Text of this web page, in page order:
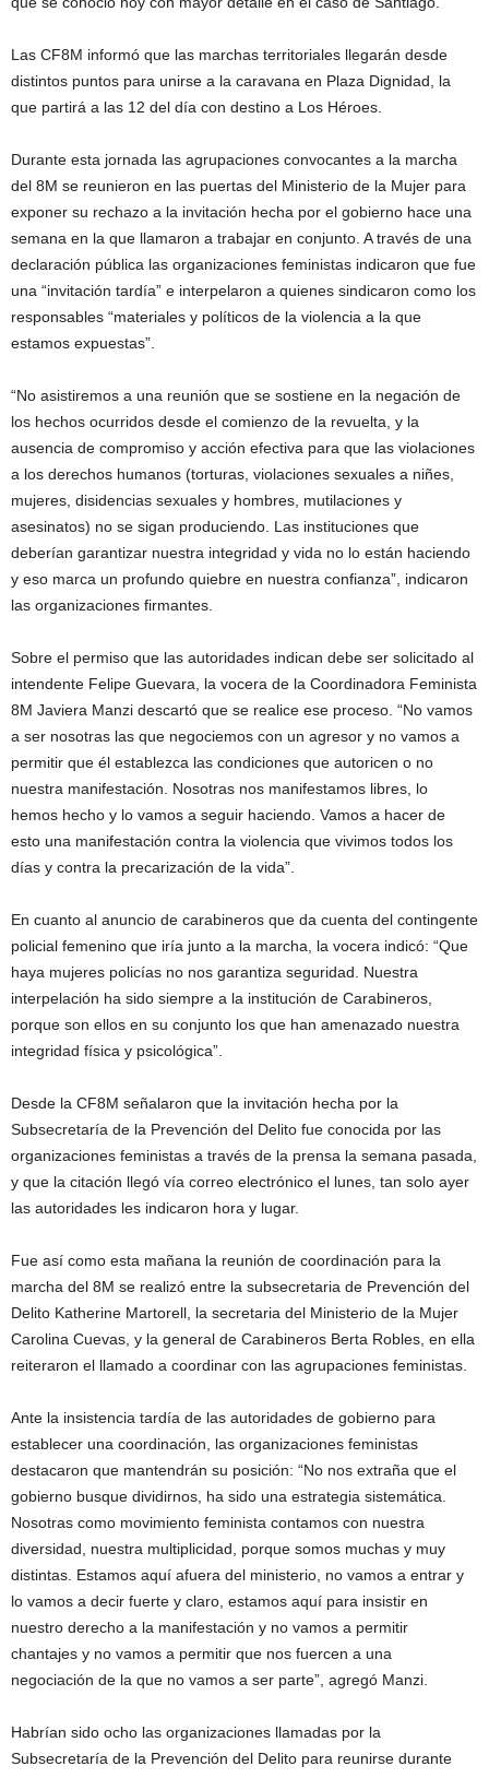
Las CF8M informó que las marchas territoriales llegarán desde
distintos puntos para unirse a la caravana en Plaza Dignidad, la
que partirá a las 12 del día con destino a Los Héroes.
Durante esta jornada las agrupaciones convocantes a la marcha
del 8M se reunieron en las puertas del Ministerio de la Mujer para
exponer su rechazo a la invitación hecha por el gobierno hace una
semana en la que llamaron a trabajar en conjunto. A través de una
declaración pública las organizaciones feministas indicaron que fue
una “invitación tardía” e interpelaron a quienes sindicaron como los
responsables “materiales y políticos de la violencia a la que
estamos expuestas”.
“No asistiremos a una reunión que se sostiene en la negación de
los hechos ocurridos desde el comienzo de la revuelta, y la
ausencia de compromiso y acción efectiva para que las violaciones
a los derechos humanos (torturas, violaciones sexuales a niñes,
mujeres, disidencias sexuales y hombres, mutilaciones y
asesinatos) no se sigan produciendo. Las instituciones que
deberían garantizar nuestra integridad y vida no lo están haciendo
y eso marca un profundo quiebre en nuestra confianza”, indicaron
las organizaciones firmantes.
Sobre el permiso que las autoridades indican debe ser solicitado al
intendente Felipe Guevara, la vocera de la Coordinadora Feminista
8M Javiera Manzi descartó que se realice ese proceso. “No vamos
a ser nosotras las que negociemos con un agresor y no vamos a
permitir que él establezca las condiciones que autoricen o no
nuestra manifestación. Nosotras nos manifestamos libres, lo
hemos hecho y lo vamos a seguir haciendo. Vamos a hacer de
esto una manifestación contra la violencia que vivimos todos los
días y contra la precarización de la vida”.
En cuanto al anuncio de carabineros que da cuenta del contingente
policial femenino que iría junto a la marcha, la vocera indicó: “Que
haya mujeres policías no nos garantiza seguridad. Nuestra
interpelación ha sido siempre a la institución de Carabineros,
porque son ellos en su conjunto los que han amenazado nuestra
integridad física y psicológica”.
Desde la CF8M señalaron que la invitación hecha por la
Subsecretaría de la Prevención del Delito fue conocida por las
organizaciones feministas a través de la prensa la semana pasada,
y que la citación llegó vía correo electrónico el lunes, tan solo ayer
las autoridades les indicaron hora y lugar.
Fue así como esta mañana la reunión de coordinación para la
marcha del 8M se realizó entre la subsecretaria de Prevención del
Delito Katherine Martorell, la secretaria del Ministerio de la Mujer
Carolina Cuevas, y la general de Carabineros Berta Robles, en ella
reiteraron el llamado a coordinar con las agrupaciones feministas.
Ante la insistencia tardía de las autoridades de gobierno para
establecer una coordinación, las organizaciones feministas
destacaron que mantendrán su posición: “No nos extraña que el
gobierno busque dividirnos, ha sido una estrategia sistemática.
Nosotras como movimiento feminista contamos con nuestra
diversidad, nuestra multiplicidad, porque somos muchas y muy
distintas. Estamos aquí afuera del ministerio, no vamos a entrar y
lo vamos a decir fuerte y claro, estamos aquí para insistir en
nuestro derecho a la manifestación y no vamos a permitir
chantajes y no vamos a permitir que nos fuercen a una
negociación de la que no vamos a ser parte”, agregó Manzi.
Habrían sido ocho las organizaciones llamadas por la
Subsecretaría de la Prevención del Delito para reunirse durante